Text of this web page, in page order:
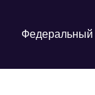
Федеральный